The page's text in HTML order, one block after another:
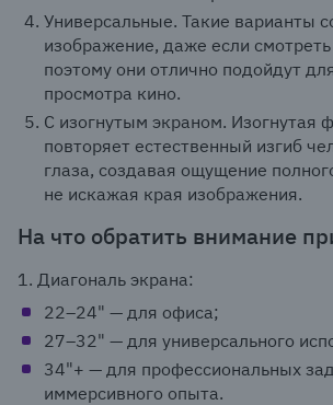
Универсальные. Такие варианты
изображение, даже если смотреть
поэтому они отлично подойдут
просмотра кино.
С изогнутым экраном. Изогнутая
повторяет естественный изгиб
глаза, создавая ощущение
не искажая края изображения.
На что обратить внимание
1. Диагональ экрана:
22–24" — для офиса;
27–32" — для универсального
34"+ — для профессиональных
иммерсивного опыта.